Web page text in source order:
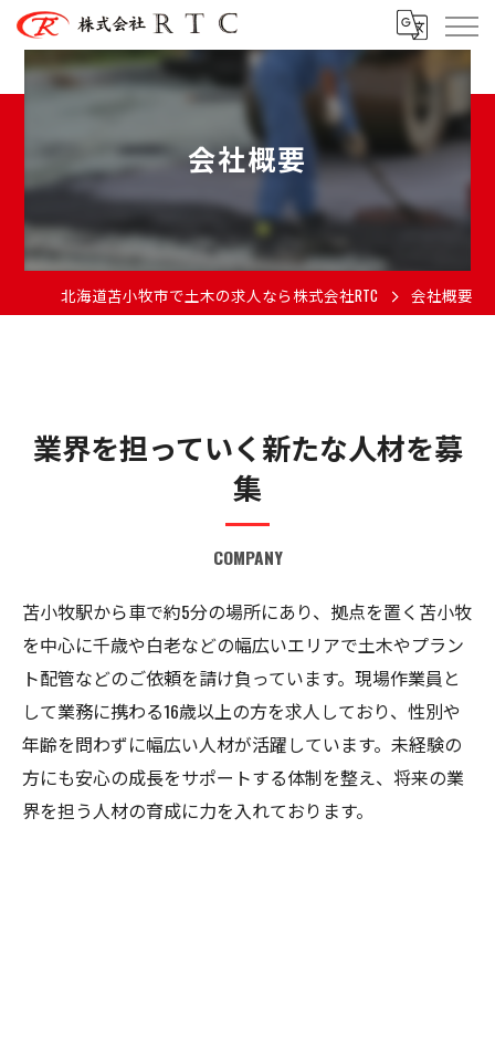
会社概要
北海道苫小牧市で土木の求人なら株式会社RTC 会社概要
業界を担っていく新たな人材を募
集
COMPANY
苫小牧駅から車で約5分の場所にあり、拠点を置く苫小牧
を中心に千歳や白老などの幅広いエリアで土木やプラン
ト配管などのご依頼を請け負っています。現場作業員と
して業務に携わる16歳以上の方を求人しており、性別や
年齢を問わずに幅広い人材が活躍しています。未経験の
方にも安心の成長をサポートする体制を整え、将来の業
界を担う人材の育成に力を入れております。